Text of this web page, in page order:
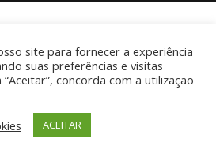
site para fornecer a experiência
suas preferências e visitas
concorda com a utilização
ACEITAR